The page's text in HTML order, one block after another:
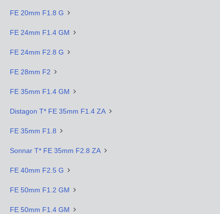
FE 20mm F1.8 G
FE 24mm F1.4 GM
FE 24mm F2.8 G
FE 28mm F2
FE 35mm F1.4 GM
Distagon T* FE 35mm F1.4 ZA
FE 35mm F1.8
Sonnar T* FE 35mm F2.8 ZA
FE 40mm F2.5 G
FE 50mm F1.2 GM
FE 50mm F1.4 GM